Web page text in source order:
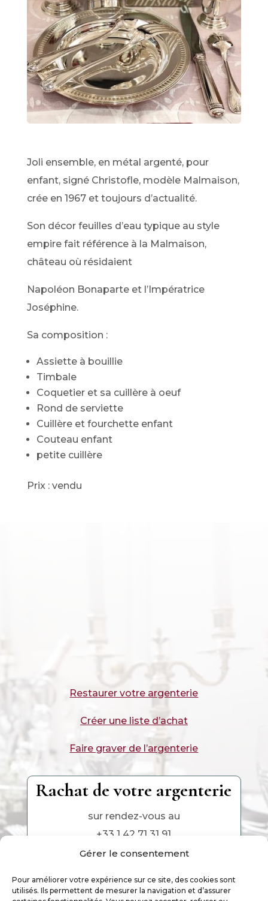
Gérer le consentement
Pour améliorer votre expérience sur ce site, des cookies sont
utilisés. Ils permettent de mesurer la navigation et d’assurer
Joli ensemble, en métal argenté, pour
enfant, signé Christofle, modèle Malmaison,
crée en 1967 et toujours d’actualité.
Son décor feuilles d’eau typique au style
empire fait référence à la Malmaison,
château où résidaient
Napoléon Bonaparte et l’Impératrice
Joséphine.
Sa composition :
Assiette à bouillie
Timbale
Coquetier et sa cuillère à oeuf
Rond de serviette
Cuillère et fourchette enfant
Couteau enfant
petite cuillère
Prix : vendu
Restaurer votre argenterie
Créer une liste d’achat
Faire graver de l’argenterie
Rachat de votre argenterie
sur rendez-vous au
+33 1 42 71 31 91